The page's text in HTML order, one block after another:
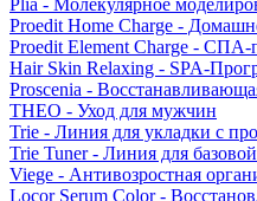
Plia - Молекулярное
Proedit Home Charge -
Proedit Element Charge - СПА-
Hair Skin Relaxing - SPA-
Proscenia -
THEO - Уход для мужчин
Trie - Линия для укладки с
Trie Tuner - Линия для
Viege - Антивозростная
Locor Serum Color -